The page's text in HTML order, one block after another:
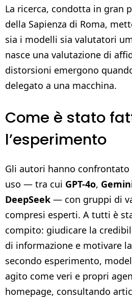
La ricerca, condotta in gran
della Sapienza di Roma,
sia i modelli sia valutatori
nasce una valutazione di
distorsioni emergono
delegato a una macchina.
Come è stato
l’esperimento
Gli autori hanno
uso — tra cui GPT-4o,
DeepSeek — con gruppi di
compresi esperti. A tutti è
compito: giudicare la
di informazione e motivare
secondo esperimento,
agito come veri e propri
homepage, consultando